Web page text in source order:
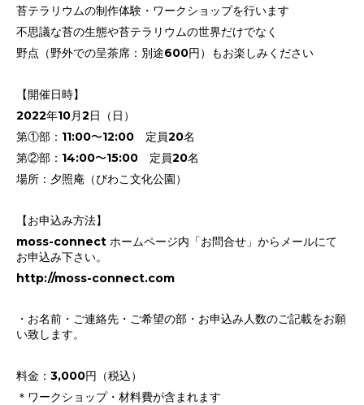
苔テラリウムの制作体験・ワークショップを行います
不思議な苔の生態や苔テラリウムの世界だけでなく
野点（野外での呈茶席：別途600円）もお楽しみください
【開催日時】
2022年10月2日（日）
第①部：11:00〜12:00 定員20名
第②部：14:00〜15:00 定員20名
場所：夕照庵（びわこ文化公園）
【お申込み方法】
moss-connect ホームページ内「お問合せ」からメールにて
お申込み下さい。
http://moss-connect.com
・お名前・ご連絡先・ご希望の部・お申込み人数のご記載をお願
い致します。
料金：3,000円（税込）
＊ワークショップ・材料費が含まれます